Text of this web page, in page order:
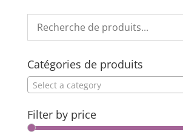
Catégories de produits
Select a category
Filter by price